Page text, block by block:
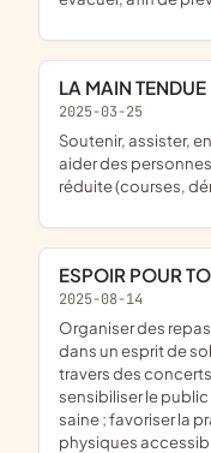
LA MAIN
2025-03-25
soutenir, assister, encadrer des personnes démunies ;
aider des
réduite (courses,
ESPOIR POUR
2025-08-14
organiser des repas gratuits ouverts à toutes et tous
dans un esprit de
travers des
sensibiliser le
saine ; favoriser la
physiques